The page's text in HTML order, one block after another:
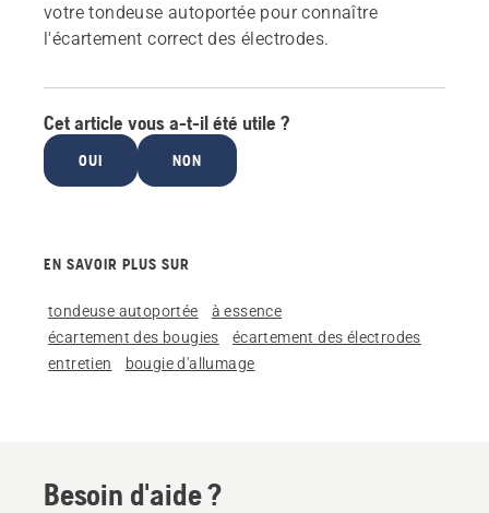
votre tondeuse autoportée pour connaître
l'écartement correct des électrodes.
Cet article vous a-t-il été utile ?
OUI NON
EN SAVOIR PLUS SUR
tondeuse autoportée
à essence
écartement des bougies
écartement des électrodes
entretien
bougie d'allumage
Besoin d'aide ?